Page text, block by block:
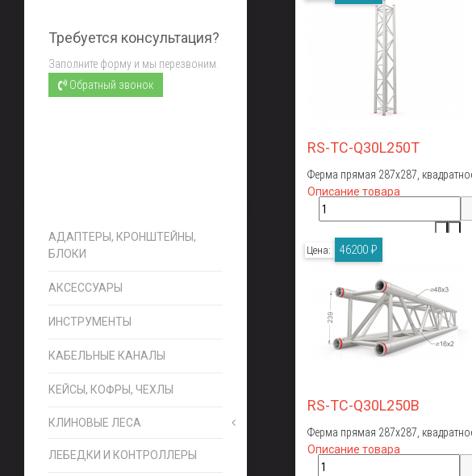
Требуется консультация?
Заполните форму и мы перезвоним.
Обратный звонок
АДАПТЕРЫ, КРОНШТЕЙНЫ,
БЛОКИ
АКСЕССУАРЫ
ИНСТРУМЕНТЫ
КАБЕЛЬНЫЕ КАНАЛЫ
КЕЙСЫ, КОФРЫ, ЧЕХЛЫ
КЛИНОВЫЕ ЛЕСА
ЛЕБЕДКИ И КОНТРОЛЛЕРЫ
RS-TC-Q30L250T
Ферма прямая 287х287,
Описание товара
RS-TC-Q30L250B
Ферма прямая 287х287,
Описание товара
Цена: 46200 ₽